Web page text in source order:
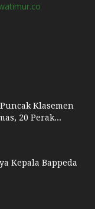
Klasemen
20 Perak...
Kepala Bappeda